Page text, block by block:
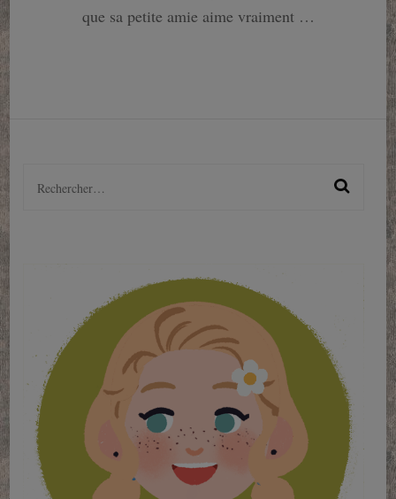
que sa petite amie aime vraiment …
Rechercher :